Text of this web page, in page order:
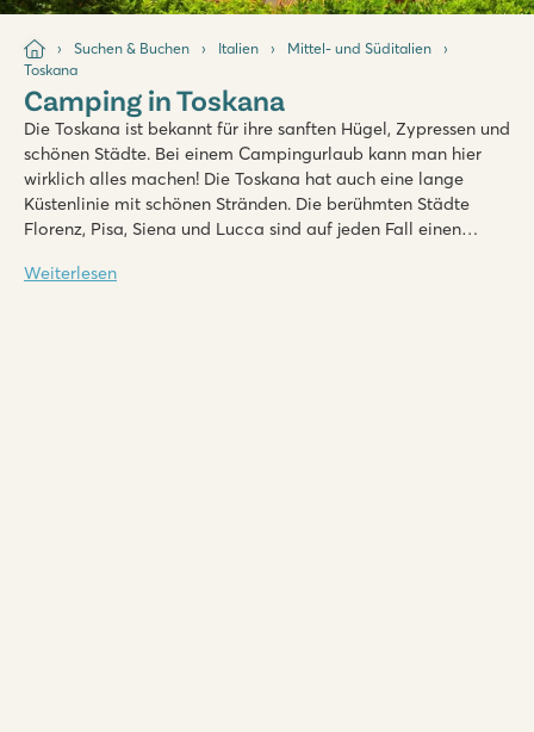
Suchen & Buchen Italien
Mittel- und Süditalien
Toskana
Camping in Toskana
Die Toskana ist bekannt für ihre sanften Hügel, Zypressen und
schönen Städte. Bei einem Campingurlaub kann man hier
wirklich alles machen! Die Toskana hat auch eine lange
Küstenlinie mit schönen Stränden. Die berühmten Städte
Florenz, Pisa, Siena und Lucca sind auf jeden Fall einen
Weiterlesen